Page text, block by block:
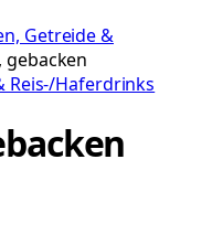
Getreide &
gebacken
Reis-/Haferdrinks